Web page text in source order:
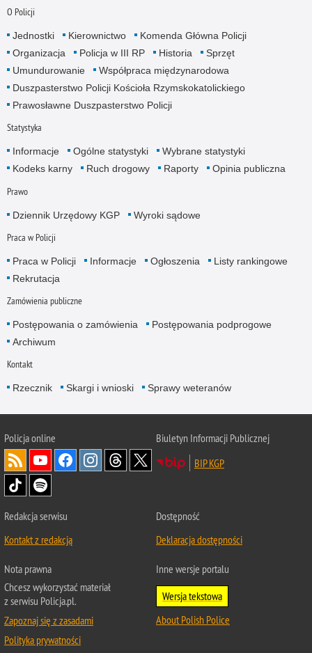
O Policji
Jednostki Kierownictwo
Komenda Główna Policji
Organizacja
Policja w III RP Historia
Sprzęt
Umundurowanie
Współpraca międzynarodowa
Duszpasterstwo Policji Kościoła Rzymskokatolickiego
Prawosławne Duszpasterstwo Policji
Statystyka
Informacje Ogólne statystyki
Wybrane statystyki
Kodeks karny
Ruch drogowy Raporty Opinia publiczna
Prawo
Dziennik Urzędowy KGP Wyroki sądowe
Praca w Policji
Praca w Policji Informacje Ogłoszenia
Listy rankingowe
Rekrutacja
Zamówienia publiczne
Postępowania o zamówienia
Postępowania podprogowe
Archiwum
Kontakt
Rzecznik Skargi i wnioski Sprawy weteranów
Policjaonline
Biuletyn Informacji Publicznej
BIP KGP
Redakcja serwisu
Kontakt z redakcją
Dostępność
Deklaracja dostępności
Nota prawna
Chcesz wykorzystać materiał
z serwisu Policja.pl.
Zapoznaj się z zasadami
Polityka prywatności
Inne wersje portalu
Wersja tekstowa
About Polish Police